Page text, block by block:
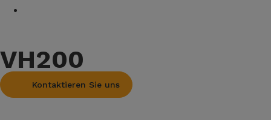
VH200
Kontaktieren Sie uns